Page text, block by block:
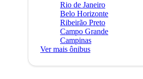
Rio de Janeiro
Belo Horizonte
Ribeirão Preto
Campo Grande
Campinas
Ver mais ônibus